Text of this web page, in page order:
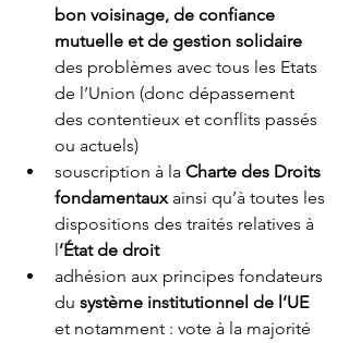
bon voisinage, de confiance
mutuelle et de gestion solidaire
des problèmes avec tous les Etats
de l’Union (donc dépassement
des contentieux et conflits passés
ou actuels)
souscription à la Charte des Droits
fondamentaux ainsi qu’à toutes les
dispositions des traités relatives à
l’État de droit
adhésion aux principes fondateurs
du système institutionnel de l’UE
et notamment : vote à la majorité